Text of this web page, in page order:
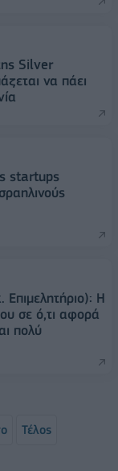
Silver
να πάει
startups
Επιμελητήριο): Η
σε ό,τι αφορά
πολύ
Τέλος